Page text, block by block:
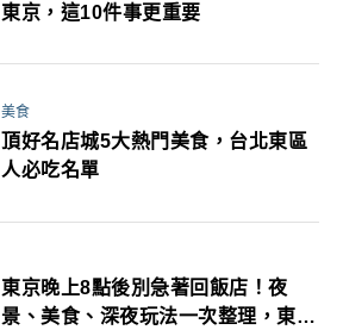
東京，這10件事更重要
美食
頂好名店城5大熱門美食，台北東區
人必吃名單
東京晚上8點後別急著回飯店！夜
景、美食、深夜玩法一次整理，東京